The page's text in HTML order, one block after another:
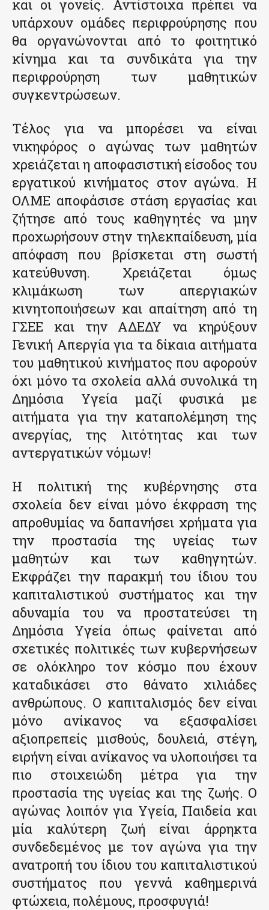
και οι γονείς. Αντίστοιχα πρέπει να
υπάρχουν ομάδες περιφρούρησης που
θα οργανώνονται από το φοιτητικό
κίνημα και τα συνδικάτα για την
περιφρούρηση των μαθητικών
συγκεντρώσεων.
Τέλος για να μπορέσει να είναι
νικηφόρος ο αγώνας των μαθητών
χρειάζεται η αποφασιστική είσοδος του
εργατικού κινήματος στον αγώνα. Η
ΟΛΜΕ αποφάσισε στάση εργασίας και
ζήτησε από τους καθηγητές να μην
προχωρήσουν στην τηλεκπαίδευση, μία
απόφαση που βρίσκεται στη σωστή
κατεύθυνση. Χρειάζεται όμως
κλιμάκωση των απεργιακών
κινητοποιήσεων και απαίτηση από τη
ΓΣΕΕ και την ΑΔΕΔΥ να κηρύξουν
Γενική Απεργία για τα δίκαια αιτήματα
του μαθητικού κινήματος που αφορούν
όχι μόνο τα σχολεία αλλά συνολικά τη
Δημόσια Υγεία μαζί φυσικά με
αιτήματα για την καταπολέμηση της
ανεργίας, της λιτότητας και των
αντεργατικών νόμων!
Η πολιτική της κυβέρνησης στα
σχολεία δεν είναι μόνο έκφραση της
απροθυμίας να δαπανήσει χρήματα για
την προστασία της υγείας των
μαθητών και των καθηγητών.
Εκφράζει την παρακμή του ίδιου του
καπιταλιστικού συστήματος και την
αδυναμία του να προστατεύσει τη
Δημόσια Υγεία όπως φαίνεται από
σχετικές πολιτικές των κυβερνήσεων
σε ολόκληρο τον κόσμο που έχουν
καταδικάσει στο θάνατο χιλιάδες
ανθρώπους. Ο καπιταλισμός δεν είναι
μόνο ανίκανος να εξασφαλίσει
αξιοπρεπείς μισθούς, δουλειά, στέγη,
ειρήνη είναι ανίκανος να υλοποιήσει τα
πιο στοιχειώδη μέτρα για την
προστασία της υγείας και της ζωής. Ο
αγώνας λοιπόν για Υγεία, Παιδεία και
μία καλύτερη ζωή είναι άρρηκτα
συνδεδεμένος με τον αγώνα για την
ανατροπή του ίδιου του καπιταλιστικού
συστήματος που γεννά καθημερινά
φτώχεια, πολέμους, προσφυγιά!